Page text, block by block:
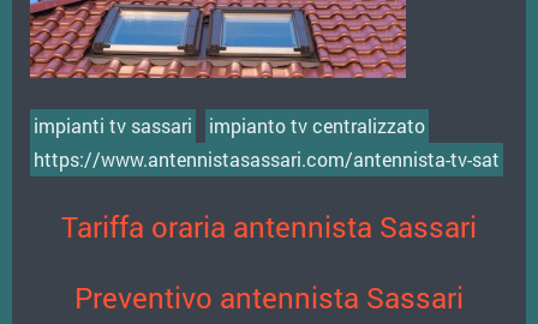
impianti tv sassari
impianto tv centralizzato
https://www.antennistasassari.com/antennista-tv-sat
Tariffa oraria antennista Sassari
Preventivo antennista Sassari